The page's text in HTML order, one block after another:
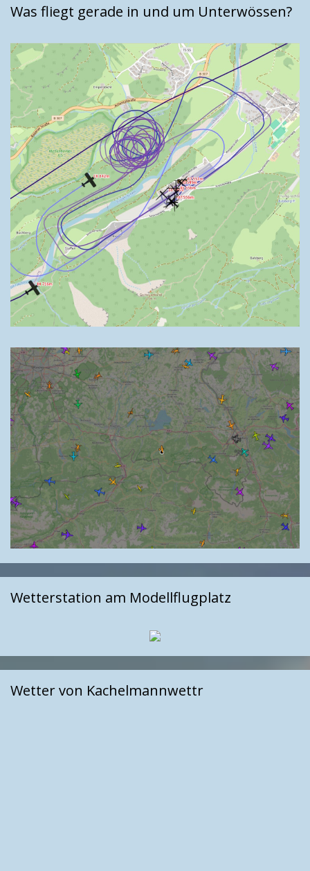
Was fliegt gerade in und um Unterwössen?
Wetterstation am Modellflugplatz
Wetter von Kachelmannwettr